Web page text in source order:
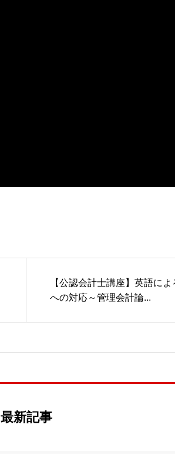
【公認会計士講座】英語によ
への対応～管理会計論...
最新記事